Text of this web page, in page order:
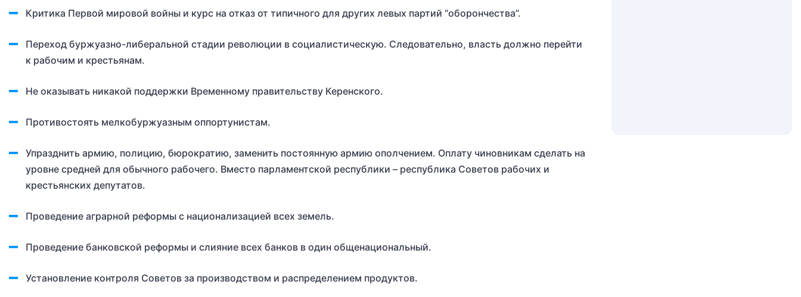
Критика Первой мировой войны и курс на отказ от типичного для других левых партий “оборончества”.
Переход буржуазно-либеральной стадии революции в социалистическую. Следовательно, власть должно перейти
к рабочим и крестьянам.
Не оказывать никакой поддержки Временному правительству Керенского.
Противостоять мелкобуржуазным оппортунистам.
Упразднить армию, полицию, бюрократию, заменить постоянную армию ополчением. Оплату чиновникам сделать на
уровне средней для обычного рабочего. Вместо парламентской республики – республика Советов рабочих и
крестьянских депутатов.
Проведение аграрной реформы с национализацией всех земель.
Проведение банковской реформы и слияние всех банков в один общенациональный.
Установление контроля Советов за производством и распределением продуктов.